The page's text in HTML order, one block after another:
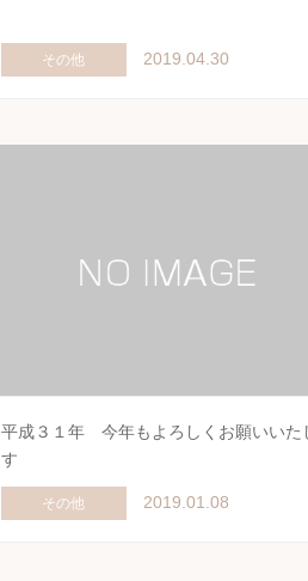
その他 2019.04.30
平成３１年 今年もよろしくお願いいた
す
その他 2019.01.08